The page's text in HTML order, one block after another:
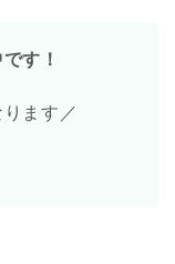
す！
ます／